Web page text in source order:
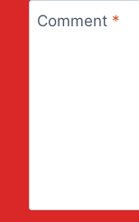
Comment *